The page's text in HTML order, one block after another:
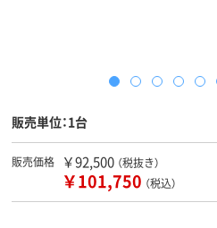
販売単位：1台
販売価格 ￥92,500 （税抜き）
￥101,750 （税込）